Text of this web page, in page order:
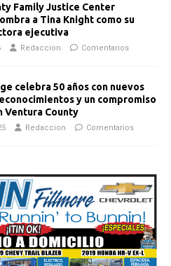
Family Justice Center
a Tina Knight como su
ejecutiva
Redaccion
Comentarios
celebra 50 años con nuevos
y un compromiso
Ventura County
Redaccion
Comentarios